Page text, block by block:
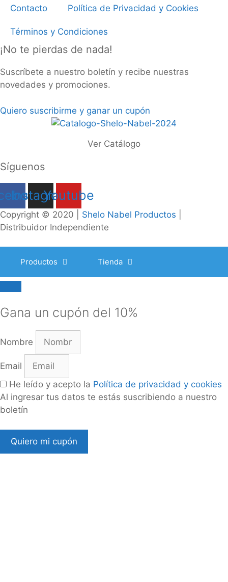
Contacto Política de Privacidad y Cookies
Términos y Condiciones
¡No te pierdas de nada!
Suscríbete a nuestro boletín y recibe nuestras
novedades y promociones.
Quiero suscribirme y ganar un cupón
Ver Catálogo
Síguenos
Instagram
Youtube
Copyright © 2020 | Shelo Nabel Productos
Distribuidor Independiente
Productos Tienda
Cerrar
Gana un cupón del 10%
Nombre
Email
He leído y acepto la Política de privacidad y cookies
Al ingresar tus datos te estás suscribiendo a nuestro
boletín
Quiero mi cupón